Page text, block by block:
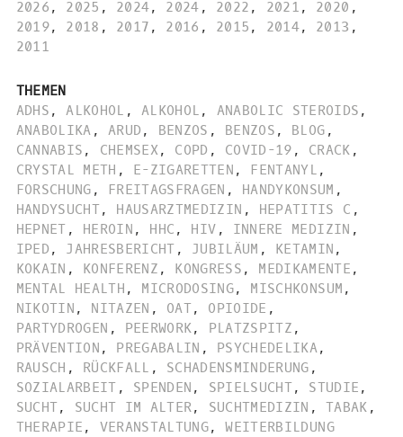
2026 , 2025 , 2024, 2024 , 2022 , 2021 , 2020 ,
2019, 2018 , 2017 , 2016 , 2015 , 2014, 2013 ,
2011
THEMEN
ADHS , ALKOHOL , ALKOHOL , ANABOLIC STEROIDS ,
ANABOLIKA , ARUD , BENZOS , BENZOS , BLOG ,
CANNABIS , CHEMSEX , COPD , COVID-19 , CRACK ,
CRYSTAL METH , E-ZIGARETTEN , FENTANYL ,
FORSCHUNG , FREITAGSFRAGEN , HANDYKONSUM ,
HANDYSUCHT, HAUSARZTMEDIZIN , HEPATITIS C ,
HEPNET , HEROIN , HHC , HIV , INNERE MEDIZIN ,
IPED , JAHRESBERICHT , JUBILÄUM , KETAMIN ,
KOKAIN , KONFERENZ , KONGRESS , MEDIKAMENTE ,
MENTAL HEALTH , MICRODOSING, MISCHKONSUM ,
NIKOTIN , NITAZEN , OAT, OPIOIDE ,
PARTYDROGEN , PEERWORK, PLATZSPITZ ,
PRÄVENTION , PREGABALIN , PSYCHEDELIKA,
RAUSCH , RÜCKFALL , SCHADENSMINDERUNG ,
SOZIALARBEIT , SPENDEN , SPIELSUCHT, STUDIE ,
SUCHT, SUCHT IM ALTER, SUCHTMEDIZIN , TABAK ,
THERAPIE , VERANSTALTUNG, WEITERBILDUNG